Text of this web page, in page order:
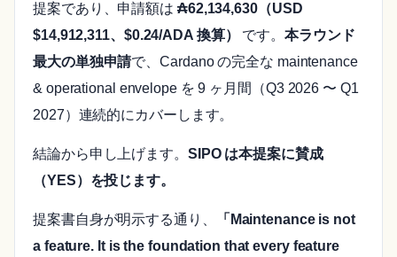
提案であり、申請額は ₳62,134,630（USD
$14,912,311、$0.24/ADA 換算）
です。本ラウンド
最大の単独申請で、Cardano の完全な maintenance
& operational envelope を 9 ヶ月間（Q3 2026 〜 Q1
2027）連続的にカバーします。
結論から申し上げます。 SIPO は本提案に賛成
（YES）を投じます。
提案書自身が明示する通り、
「Maintenance is not
a feature. It is the foundation that every feature